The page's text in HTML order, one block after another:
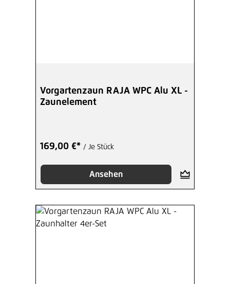
Vorgartenzaun RAJA WPC Alu XL -
Zaunelement
169,00 €* / Je Stück
Ansehen